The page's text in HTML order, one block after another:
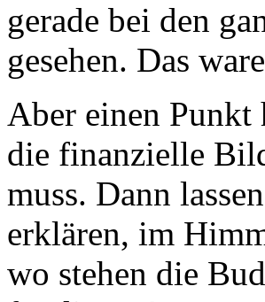
gerade bei den
gesehen. Das
Aber einen Punkt
die finanzielle
muss. Dann
erklären, im
wo stehen die